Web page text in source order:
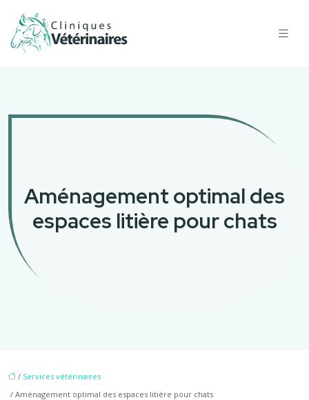
Aménagement optimal des
espaces litière pour chats
/ Services vétérinaires
/ Aménagement optimal des espaces litière pour chats